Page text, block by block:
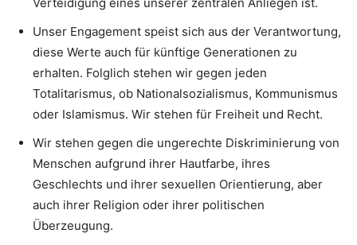
Unser Engagement speist sich aus der Verantwortung,
diese Werte auch für künftige Generationen zu
erhalten. Folglich stehen wir gegen jeden
Totalitarismus, ob Nationalsozialismus, Kommunismus
oder Islamismus. Wir stehen für Freiheit und Recht.
Wir stehen gegen die ungerechte Diskriminierung von
Menschen aufgrund ihrer Hautfarbe, ihres
Geschlechts und ihrer sexuellen Orientierung, aber
auch ihrer Religion oder ihrer politischen
Überzeugung.